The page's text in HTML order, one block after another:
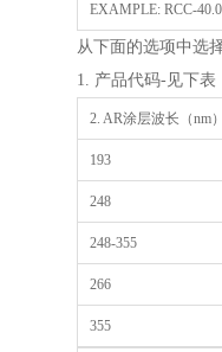
EXAMPLE: RCC-
从下面的选项中选
1. 产品代码-见下表
2. AR涂层波长（nm
193
248
248-355
266
355